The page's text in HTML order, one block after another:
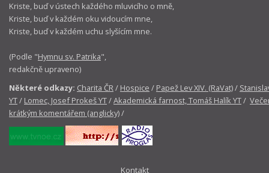
Kriste, buď v ústech každého mluvicího o mně,
Kriste, buď v každém oku vidoucím mne,
Kriste, buď v každém uchu slyšícím mne.
(Podle "Hymnu sv. Patrika",
redakčně upraveno)
Některé odkazy: Charita ČR/ Hospice / Papež Lev XIV. (RaVat)/
YT/ Lomec, Josef Prokeš YT/Akademická farnost, Tomáš Halík YT/
krátkým komentářem (anglicky)/
Kontakt